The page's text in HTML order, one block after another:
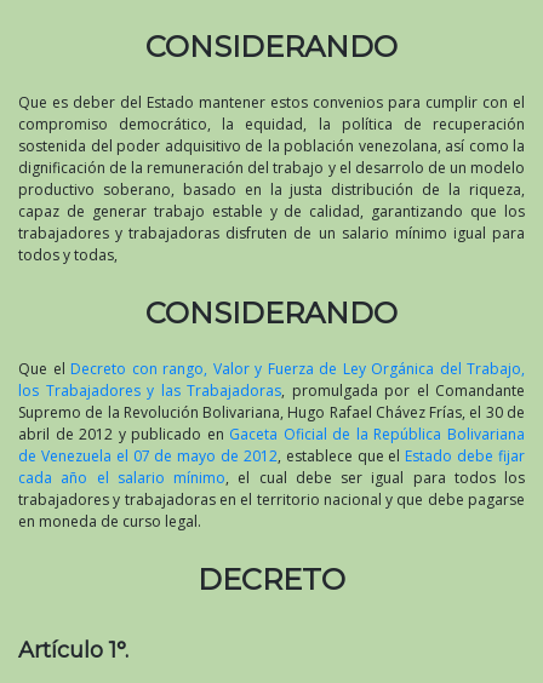
CONSIDERANDO
Que es deber del Estado mantener estos convenios para cumplir con el
compromiso democrático, la equidad, la política de recuperación
sostenida del poder adquisitivo de la población venezolana, así como la
dignificación de la remuneración del trabajo y el desarrolo de un modelo
productivo soberano, basado en la justa distribución de la riqueza,
capaz de generar trabajo estable y de calidad, garantizando que los
trabajadores y trabajadoras disfruten de un salario mínimo igual para
todos y todas,
CONSIDERANDO
Que el Decreto con rango, Valor y Fuerza de Ley Orgánica del Trabajo,
los Trabajadores y las Trabajadoras, promulgada por el Comandante
Supremo de la Revolución Bolivariana, Hugo Rafael Chávez Frías, el 30 de
abril de 2012 y publicado en Gaceta Oficial de la República Bolivariana
de Venezuela el 07 de mayo de 2012, establece que el Estado debe fijar
cada año el salario mínimo, el cual debe ser igual para todos los
trabajadores y trabajadoras en el territorio nacional y que debe pagarse
en moneda de curso legal.
DECRETO
Artículo 1°.